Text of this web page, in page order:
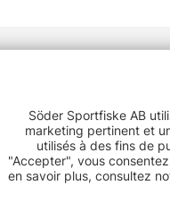
Söder Sportfiske AB
marketing pertinent et
utilisés à des fins de
"Accepter", vous
en savoir plus, consultez